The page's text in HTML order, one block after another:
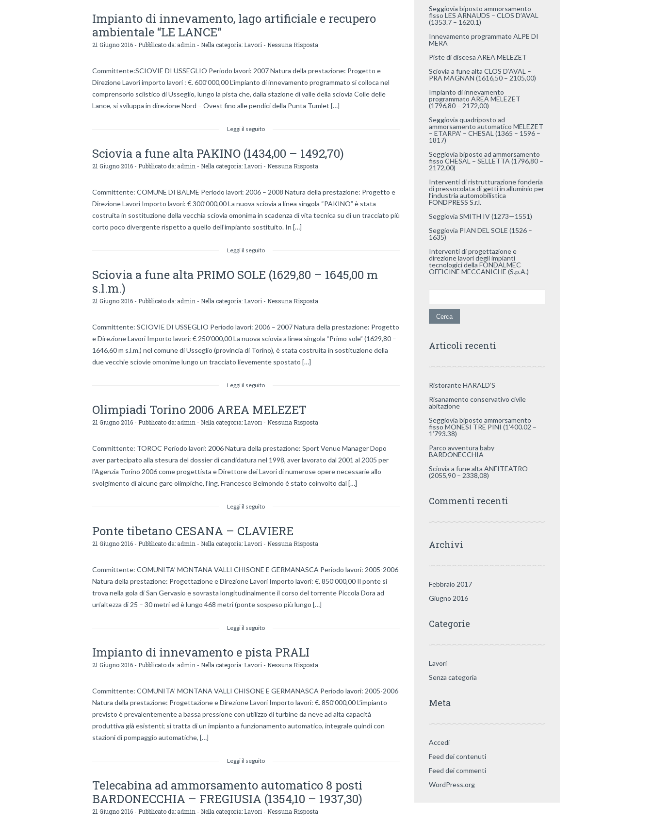
Impianto di innevamento, lago artificiale e recupero
ambientale “LE LANCE”
21 Giugno 2016 - Pubblicato da: admin - Nella categoria: Lavori - Nessuna Risposta
Committente:SCIOVIE DI USSEGLIO Periodo lavori: 2007 Natura della prestazione: Progetto e
Direzione Lavori importo lavori : €. 600’000,00 L’impianto di innevamento programmato si colloca nel
comprensorio sciistico di Usseglio, lungo la pista che, dalla stazione di valle della sciovia Colle delle
Lance, si sviluppa in direzione Nord – Ovest fino alle pendici della Punta Tumlet […]
Leggi il seguito
Sciovia a fune alta PAKINO (1434,00 – 1492,70)
21 Giugno 2016 - Pubblicato da: admin - Nella categoria: Lavori - Nessuna Risposta
Committente: COMUNE DI BALME Periodo lavori: 2006 – 2008 Natura della prestazione: Progetto e
Direzione Lavori Importo lavori: € 300’000,00 La nuova sciovia a linea singola “PAKINO” è stata
costruita in sostituzione della vecchia sciovia omonima in scadenza di vita tecnica su di un tracciato più
corto poco divergente rispetto a quello dell’impianto sostituito. In […]
Leggi il seguito
Sciovia a fune alta PRIMO SOLE (1629,80 – 1645,00 m
s.l.m.)
21 Giugno 2016 - Pubblicato da: admin - Nella categoria: Lavori - Nessuna Risposta
Committente: SCIOVIE DI USSEGLIO Periodo lavori: 2006 – 2007 Natura della prestazione: Progetto
e Direzione Lavori Importo lavori: € 250’000,00 La nuova sciovia a linea singola “Primo sole” (1629,80 –
1646,60 m s.l.m.) nel comune di Usseglio (provincia di Torino), è stata costruita in sostituzione della
due vecchie sciovie omonime lungo un tracciato lievemente spostato […]
Leggi il seguito
Olimpiadi Torino 2006 AREA MELEZET
21 Giugno 2016 - Pubblicato da: admin - Nella categoria: Lavori - Nessuna Risposta
Committente: TOROC Periodo lavori: 2006 Natura della prestazione: Sport Venue Manager Dopo
aver partecipato alla stesura del dossier di candidatura nel 1998, aver lavorato dal 2001 al 2005 per
l’Agenzia Torino 2006 come progettista e Direttore dei Lavori di numerose opere necessarie allo
svolgimento di alcune gare olimpiche, l’ing. Francesco Belmondo è stato coinvolto dal […]
Leggi il seguito
Ponte tibetano CESANA – CLAVIERE
21 Giugno 2016 - Pubblicato da: admin - Nella categoria: Lavori - Nessuna Risposta
Committente: COMUNITA’ MONTANA VALLI CHISONE E GERMANASCA Periodo lavori: 2005-2006
Natura della prestazione: Progettazione e Direzione Lavori Importo lavori: €. 850’000,00 Il ponte si
trova nella gola di San Gervasio e sovrasta longitudinalmente il corso del torrente Piccola Dora ad
un’altezza di 25 – 30 metri ed è lungo 468 metri (ponte sospeso più lungo […]
Leggi il seguito
Impianto di innevamento e pista PRALI
21 Giugno 2016 - Pubblicato da: admin - Nella categoria: Lavori - Nessuna Risposta
Committente: COMUNITA’ MONTANA VALLI CHISONE E GERMANASCA Periodo lavori: 2005-2006
Natura della prestazione: Progettazione e Direzione Lavori Importo lavori: €. 850’000,00 L’impianto
previsto è prevalentemente a bassa pressione con utilizzo di turbine da neve ad alta capacità
produttiva già esistenti; si tratta di un impianto a funzionamento automatico, integrale quindi con
stazioni di pompaggio automatiche, […]
Leggi il seguito
Telecabina ad ammorsamento automatico 8 posti
BARDONECCHIA – FREGIUSIA (1354,10 – 1937,30)
21 Giugno 2016 - Pubblicato da: admin - Nella categoria: Lavori - Nessuna Risposta
Seggiovia biposto ammorsamento
fisso LES ARNAUDS – CLOS D’AVAL
(1353.7 – 1620.1)
Innevamento programmato ALPE DI
MERA
Piste di discesa AREA MELEZET
Sciovia a fune alta CLOS D’AVAL –
PRA MAGNAN (1616,50 – 2105,00)
Impianto di innevamento
programmato AREA MELEZET
(1796,80 – 2172,00)
Seggiovia quadriposto ad
ammorsamento automatico MELEZET
– ETARPA’ – CHESAL (1365 – 1596 –
1817)
Seggiovia biposto ad ammorsamento
fisso CHESAL – SELLETTA (1796,80 –
2172,00)
Interventi di ristrutturazione fonderia
di pressocolata di getti in alluminio per
l’industria automobilistica
FONDPRESS S.r.l.
Seggiovia SMITH IV (1273—1551)
Seggiovia PIAN DEL SOLE (1526 –
1635)
Interventi di progettazione e
direzione lavori degli impianti
tecnologici della FONDALMEC
OFFICINE MECCANICHE (S.p.A.)
Ricerca per:
Articoli recenti
Ristorante HARALD’S
Risanamento conservativo civile
abitazione
Seggiovia biposto ammorsamento
fisso MONESI TRE PINI (1’400.02 –
1’793.38)
Parco avventura baby
BARDONECCHIA
Sciovia a fune alta ANFITEATRO
(2055,90 – 2338,08)
Commenti recenti
Archivi
Febbraio 2017
Giugno 2016
Categorie
Lavori
Senza categoria
Meta
Accedi
Feed dei contenuti
Feed dei commenti
WordPress.org